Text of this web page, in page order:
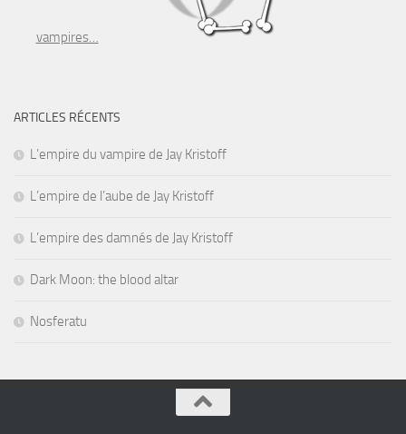
vampires…
ARTICLES RÉCENTS
L’empire du vampire de Jay Kristoff
L’empire de l’aube de Jay Kristoff
L’empire des damnés de Jay Kristoff
Dark Moon: the blood altar
Nosferatu